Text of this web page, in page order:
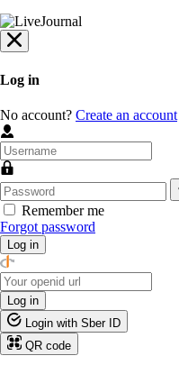
Log in
No account? Create an account
Remember me
Forgot password
Log in
Log in
Login with Sber ID
QR code